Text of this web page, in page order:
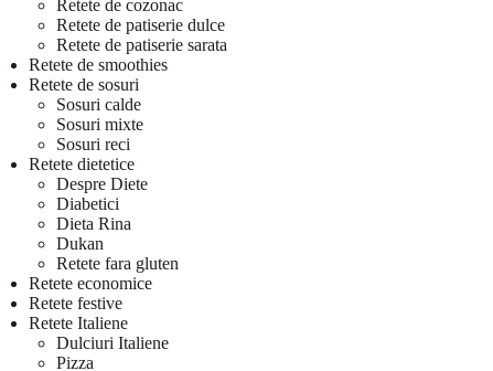
Retete de cozonac
Retete de patiserie dulce
Retete de patiserie sarata
Retete de smoothies
Retete de sosuri
Sosuri calde
Sosuri mixte
Sosuri reci
Retete dietetice
Despre Diete
Diabetici
Dieta Rina
Dukan
Retete fara gluten
Retete economice
Retete festive
Retete Italiene
Dulciuri Italiene
Pizza